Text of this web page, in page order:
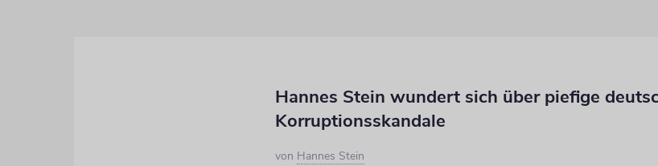
Hannes Stein wundert sich über piefige
Korruptionsskandale
von Hannes Stein